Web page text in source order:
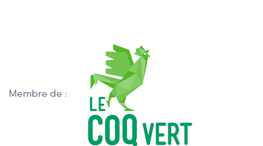
Membre de :